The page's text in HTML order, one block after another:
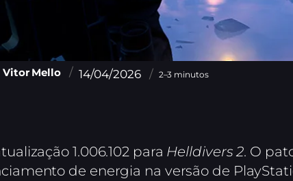
Vitor Mello 14/04/2026 2–3 minutos
1.006.102 para Helldivers 2. O
de energia na versão de